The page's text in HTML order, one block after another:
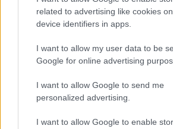
related to advertising like cookies
device identifiers in apps.
I want to allow my user data to be
Google for online advertising
I want to allow Google to send me
personalized advertising.
I want to allow Google to enable